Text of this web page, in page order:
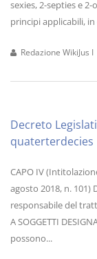
sexies, 2-septies e
principi applicabili,
Redazione WikiJus I
Decreto
quaterterdecies
CAPO IV
agosto 2018, n.
responsabile del
A SOGGETTI
possono...